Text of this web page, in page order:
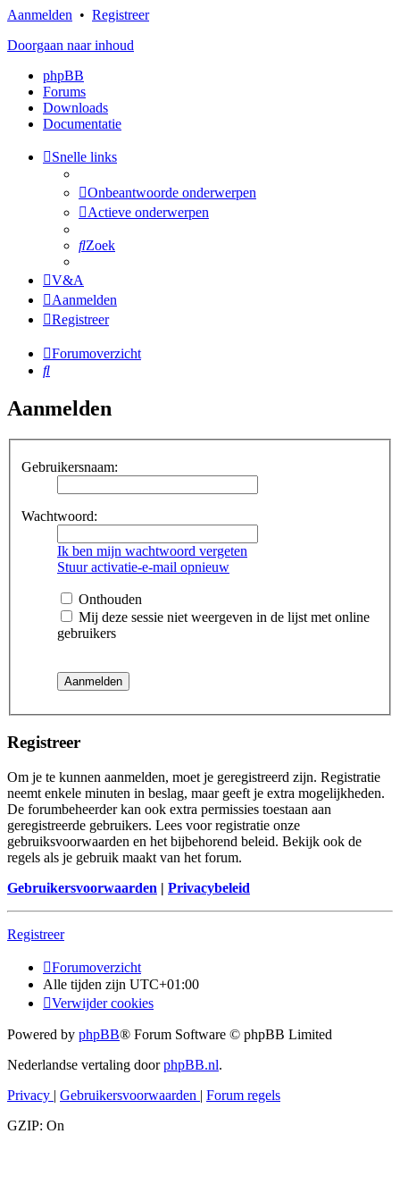
Aanmelden • Registreer
Doorgaan naar inhoud
phpBB
Forums
Downloads
Documentatie
Snelle links
Onbeantwoorde onderwerpen
Actieve onderwerpen
Zoek
V&A
Aanmelden
Registreer
Forumoverzicht
Zoek
Aanmelden
Gebruikersnaam:
Wachtwoord:
Ik ben mijn wachtwoord vergeten
Stuur activatie-e-mail opnieuw
Onthouden
Mij deze sessie niet weergeven in de lijst met online
gebruikers
Registreer
Om je te kunnen aanmelden, moet je geregistreerd zijn. Registratie
neemt enkele minuten in beslag, maar geeft je extra mogelijkheden.
De forumbeheerder kan ook extra permissies toestaan aan
geregistreerde gebruikers. Lees voor registratie onze
gebruiksvoorwaarden en het bijbehorend beleid. Bekijk ook de
regels als je gebruik maakt van het forum.
Gebruikersvoorwaarden | Privacybeleid
Registreer
Forumoverzicht
Alle tijden zijn UTC+01:00
Verwijder cookies
Powered by phpBB® Forum Software © phpBB Limited
Nederlandse vertaling doorphpBB.nl.
Privacy | Gebruikersvoorwaarden | Forum regels
GZIP: On